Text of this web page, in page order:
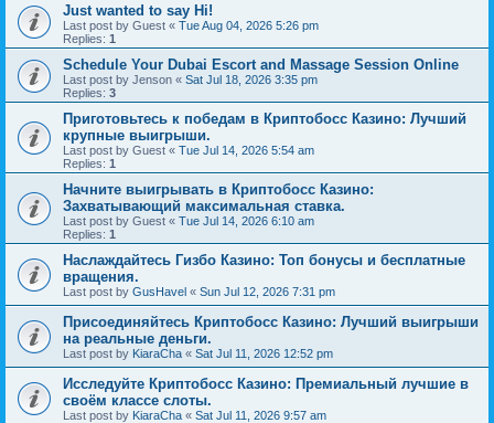
Just wanted to say Hi!
Last post by Guest « Tue Aug 04, 2026 5:26 pm
Replies: 1
Schedule Your Dubai Escort and Massage Session Online
Last post by Jenson « Sat Jul 18, 2026 3:35 pm
Replies: 3
Приготовьтесь к победам в Криптобосс Казино: Лучший
крупные выигрыши.
Last post by Guest « Tue Jul 14, 2026 5:54 am
Replies: 1
Начните выигрывать в Криптобосс Казино:
Захватывающий максимальная ставка.
Last post by Guest « Tue Jul 14, 2026 6:10 am
Replies: 1
Наслаждайтесь Гизбо Казино: Топ бонусы и бесплатные
вращения.
Last post by GusHavel « Sun Jul 12, 2026 7:31 pm
Присоединяйтесь Криптобосс Казино: Лучший выигрыши
на реальные деньги.
Last post by KiaraCha « Sat Jul 11, 2026 12:52 pm
Исследуйте Криптобосс Казино: Премиальный лучшие в
своём классе слоты.
Last post by KiaraCha « Sat Jul 11, 2026 9:57 am